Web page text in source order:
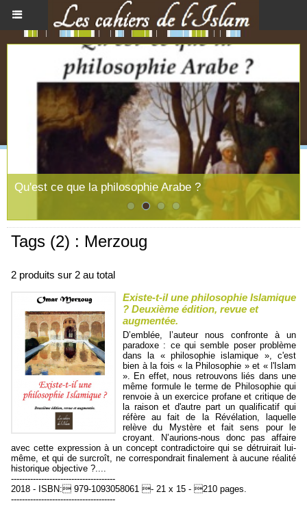
Qu'est ce que la philosophie Arabe ?
Tags (2) : Merzoug
2 produits sur 2 au total
Existe-t-il une philosophie Islamique
? Deuxième édition, revue et
augmentée.
D’emblée, l’auteur nous confronte à un
paradoxe : ce qui semble poser problème
dans la « philosophie islamique », c'est
bien à la fois « la Philosophie » et « l'Islam
». En effet, nous retrouvons liés dans une
même formule le terme de Philosophie qui
renvoie à un exercice profane et critique de
la raison et d'autre part un qualificatif qui
réfère au fait de la Révélation, laquelle
relève du Mystère et fait sens pour le
croyant. N’aurions-nous donc pas affaire
avec cette expression à un concept contradictoire qui se détruirait lui-
même, et qui de surcroît, ne correspondrait finalement à aucune réalité
historique objective ?....
--------------------------------------
2018 - ISBN: 979-1093058061 - 21 x 15 - 210 pages.
--------------------------------------